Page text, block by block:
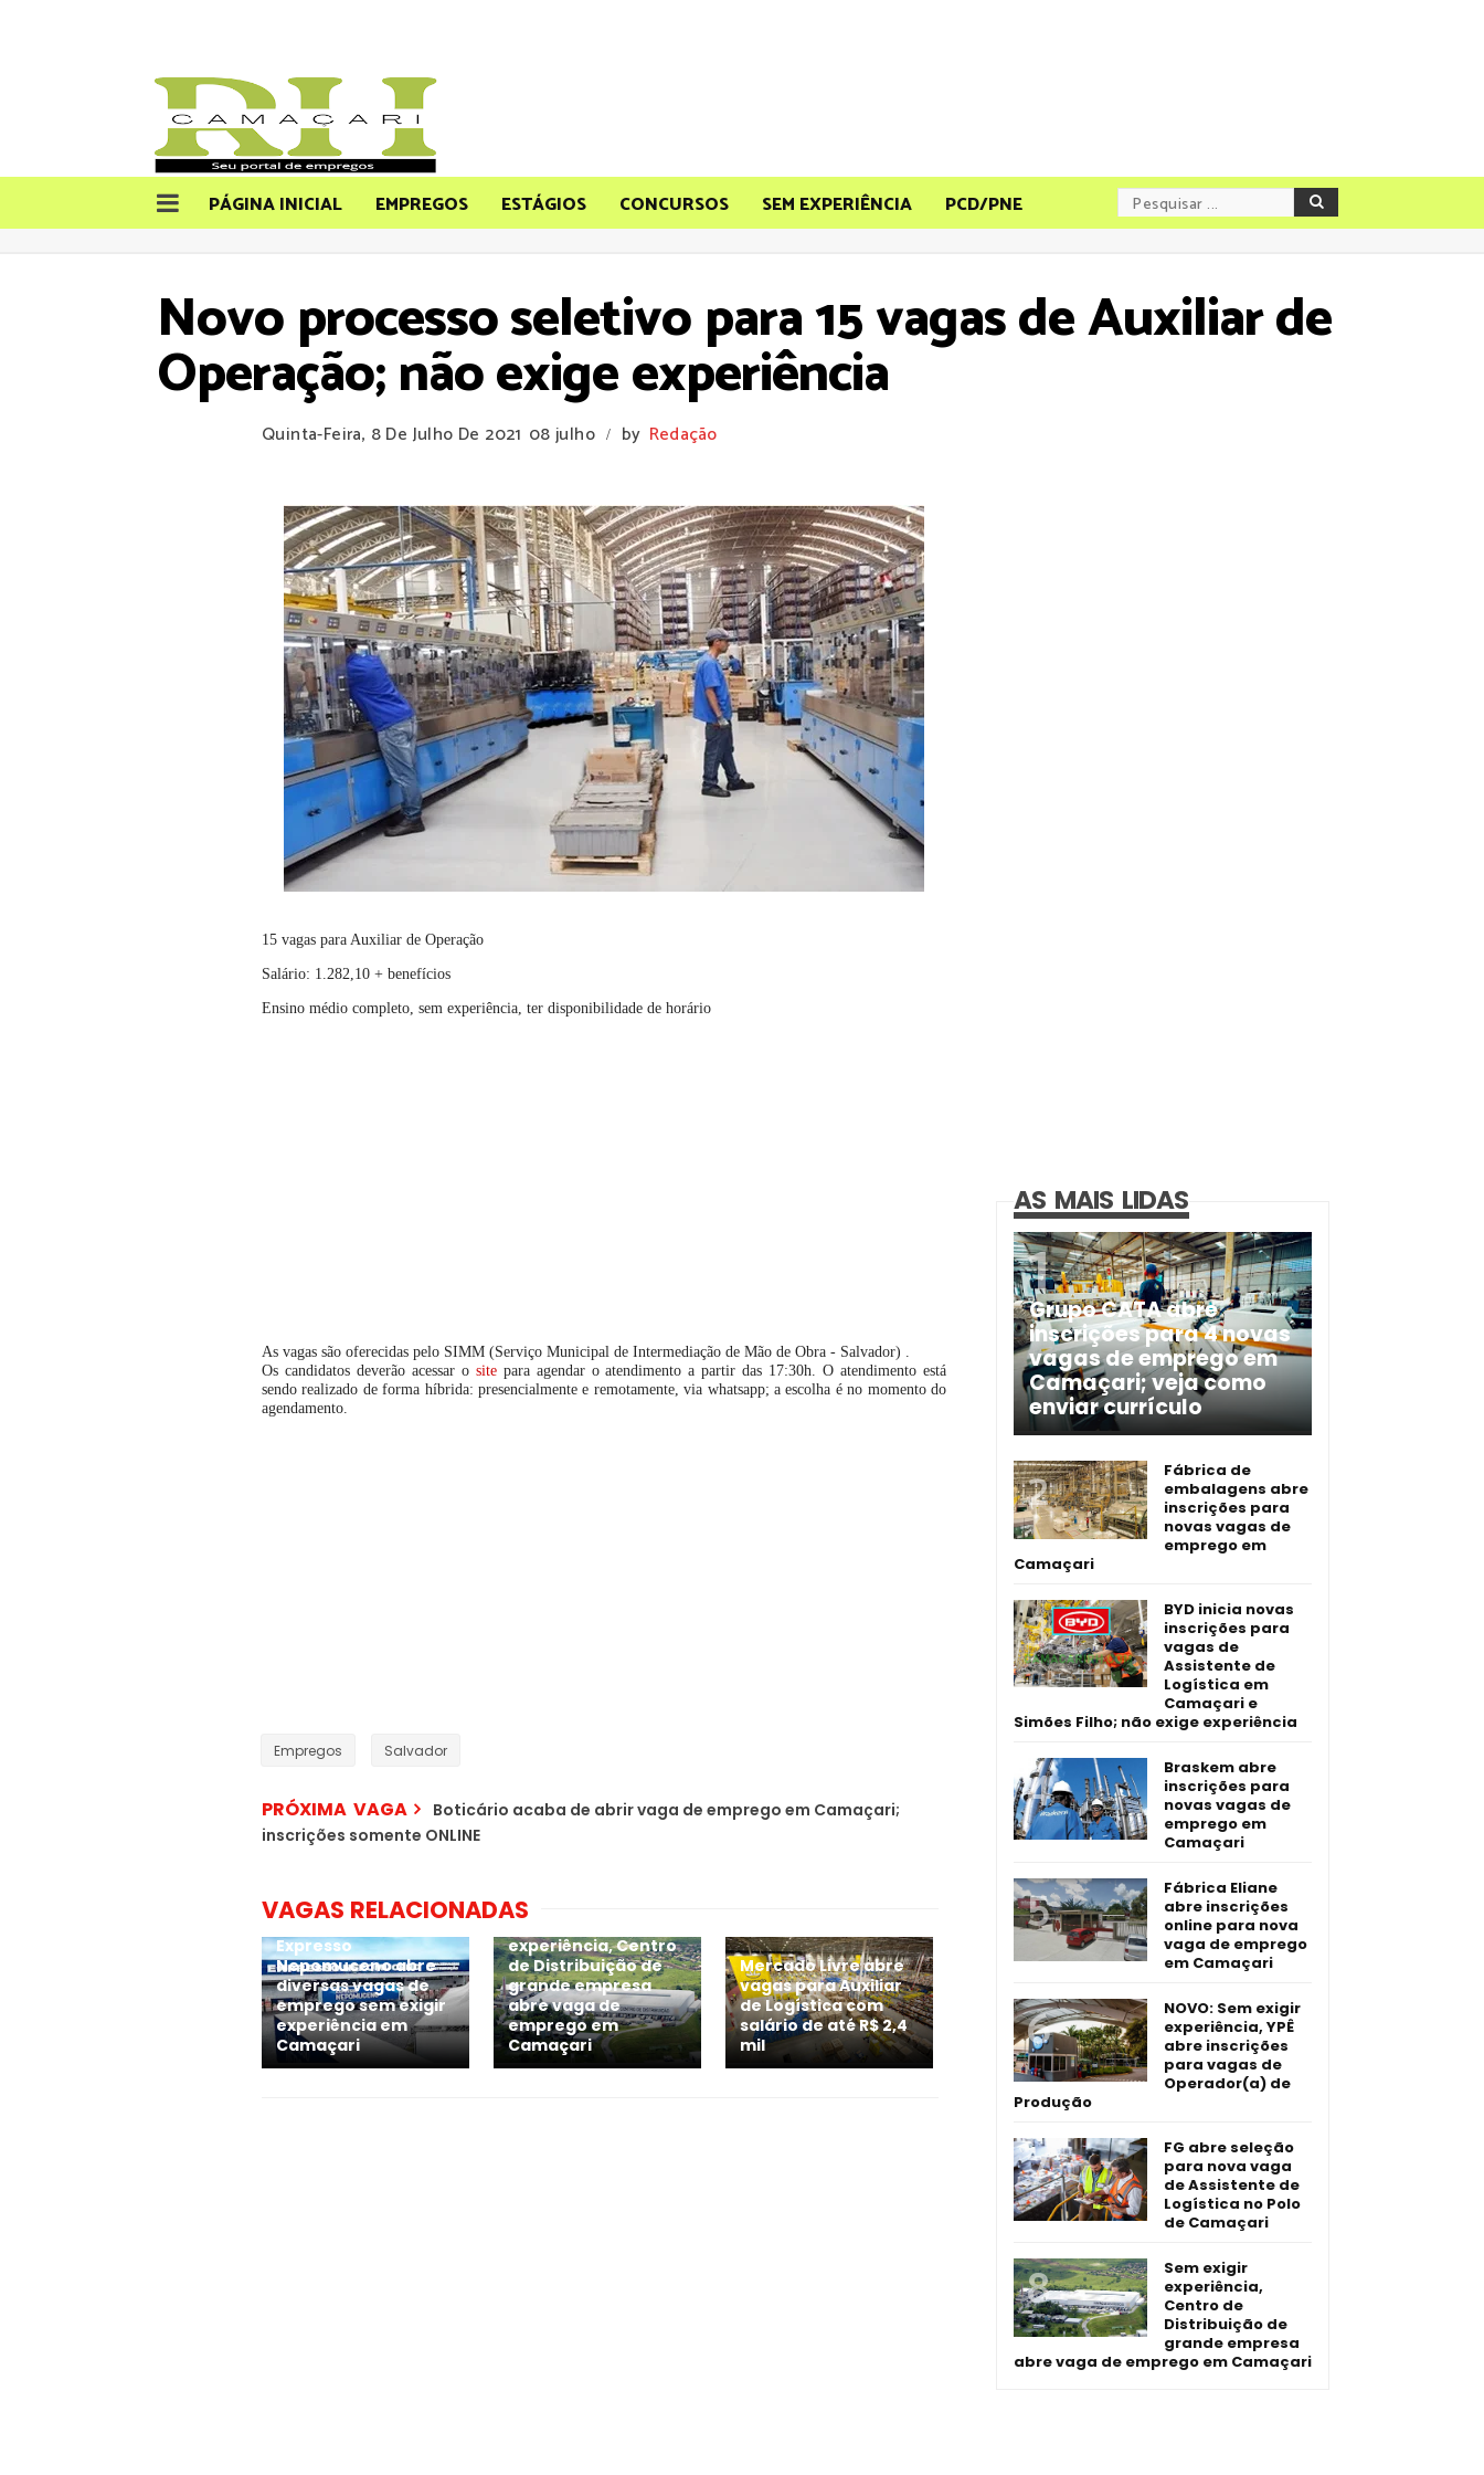
PÁGINA INICIAL EMPREGOS ESTÁGIOS CONCURSOS SEM EXPERIÊNCIA PCD/PNE
Novo processo seletivo para 15 vagas de Auxiliar de
Operação; não exige experiência
Quinta-Feira, 8 De Julho De 2021 08 julho / by Redação
15 vagas para Auxiliar de Operação
Salário: 1.282,10 + benefícios
Ensino médio completo, sem experiência, ter disponibilidade de horário
As vagas são oferecidas pelo SIMM (Serviço Municipal de Intermediação de Mão de Obra - Salvador) .
Os candidatos deverão acessar o sitepara agendar o atendimento a partir das 17:30h. O atendimento está
sendo realizado de forma híbrida: presencialmente e remotamente, via whatsapp; a escolha é no momento do
agendamento.
Empregos Salvador
PRÓXIMA VAGA
Boticário acaba de abrir vaga de emprego em Camaçari;
inscrições somente ONLINE
VAGAS RELACIONADAS
Expresso
Nepomuceno abre
diversas vagas de
emprego sem exigir
experiência em
Camaçari
experiência, Centro
de Distribuição de
grande empresa
abre vaga de
emprego em
Camaçari
Mercado Livre abre
vagas para Auxiliar
de Logística com
salário de até R$ 2,4
mil
AS MAIS LIDAS
Grupo CATA abre
inscrições para 4 novas
vagas de emprego em
Camaçari; veja como
enviar currículo
Fábrica de
embalagens abre
inscrições para
novas vagas de
emprego em
Camaçari
BYD inicia novas
inscrições para
vagas de
Assistente de
Logística em
Camaçari e
Simões Filho; não exige experiência
Braskem abre
inscrições para
novas vagas de
emprego em
Camaçari
Fábrica Eliane
abre inscrições
online para nova
vaga de emprego
em Camaçari
NOVO: Sem exigir
experiência, YPÊ
abre inscrições
para vagas de
Operador(a) de
Produção
FG abre seleção
para nova vaga
de Assistente de
Logística no Polo
de Camaçari
Sem exigir
experiência,
Centro de
Distribuição de
grande empresa
abre vaga de emprego em Camaçari